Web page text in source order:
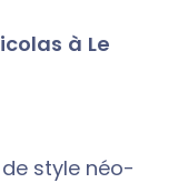
à Le
style néo-